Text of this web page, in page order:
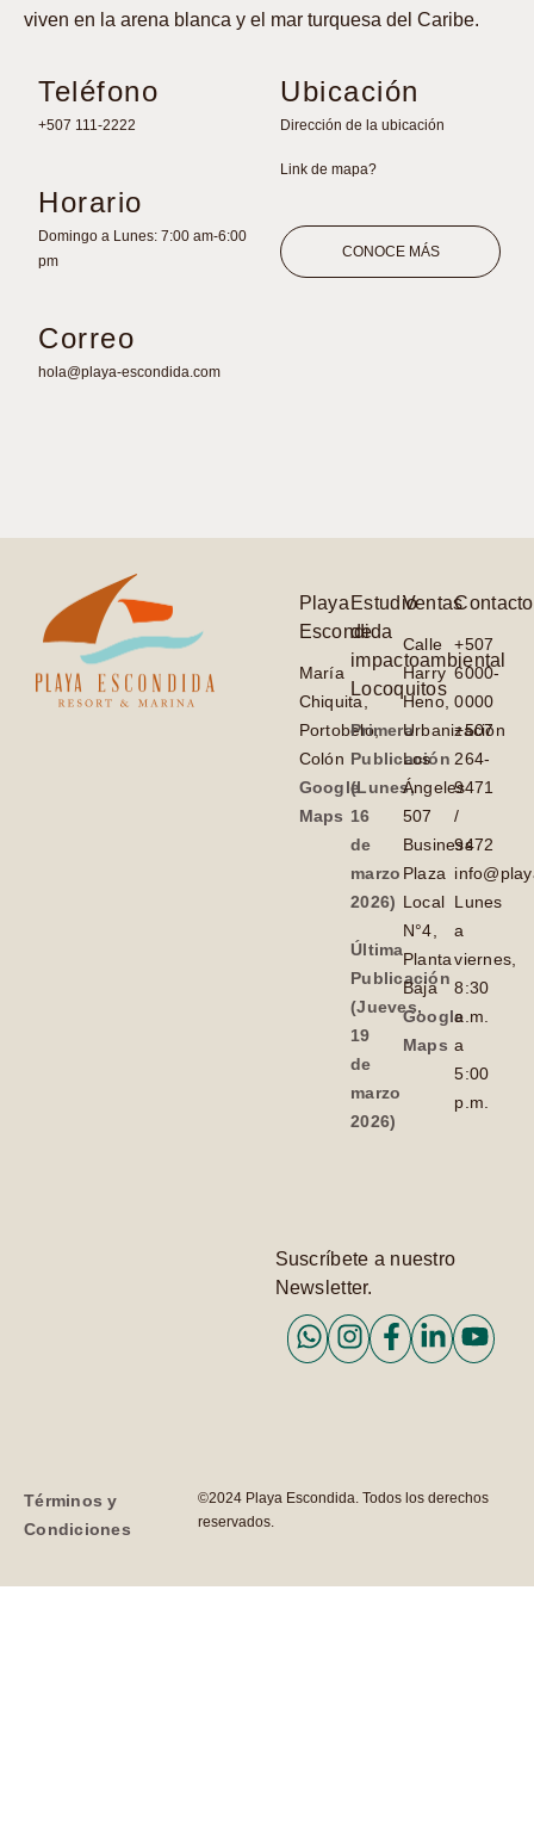
viven en la arena blanca y el mar turquesa del Caribe.
Teléfono
+507 111-2222
Horario
Domingo a Lunes: 7:00 am-6:00
pm
Correo
hola@playa-escondida.com
Ubicación
Dirección de la ubicación
Link de mapa?
CONOCE MÁS
Playa
Escondida
María
Chiquita,
Portobelo,
Colón
Google
Maps
Estudio
de
impactoambiental
Locoquitos
Primera
Publicación
(Lunes,
16
de
marzo
2026)
Última
Publicación
(Jueves,
19
de
marzo
2026)
Ventas
Calle
Harry
Heno,
Urbanización
Los
Ángeles
507
Business
Plaza
Local
N°4,
Planta
Baja
Google
Maps
Contacto
+507
6000-
0000
+507
264-
9471
/
9472
Lunes
a
viernes,
8:30
a.m.
a
5:00
p.m.
Suscríbete a nuestro
Newsletter.
Términos y
Condiciones
©2024 Playa Escondida. Todos los derechos
reservados.